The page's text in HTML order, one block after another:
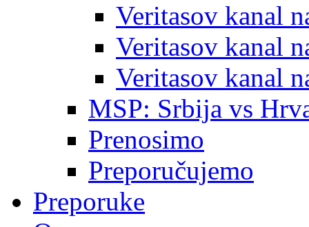
Veritasov kanal
Veritasov kanal
Veritasov kanal
MSP: Srbija vs
Prenosimo
Preporučujemo
Preporuke